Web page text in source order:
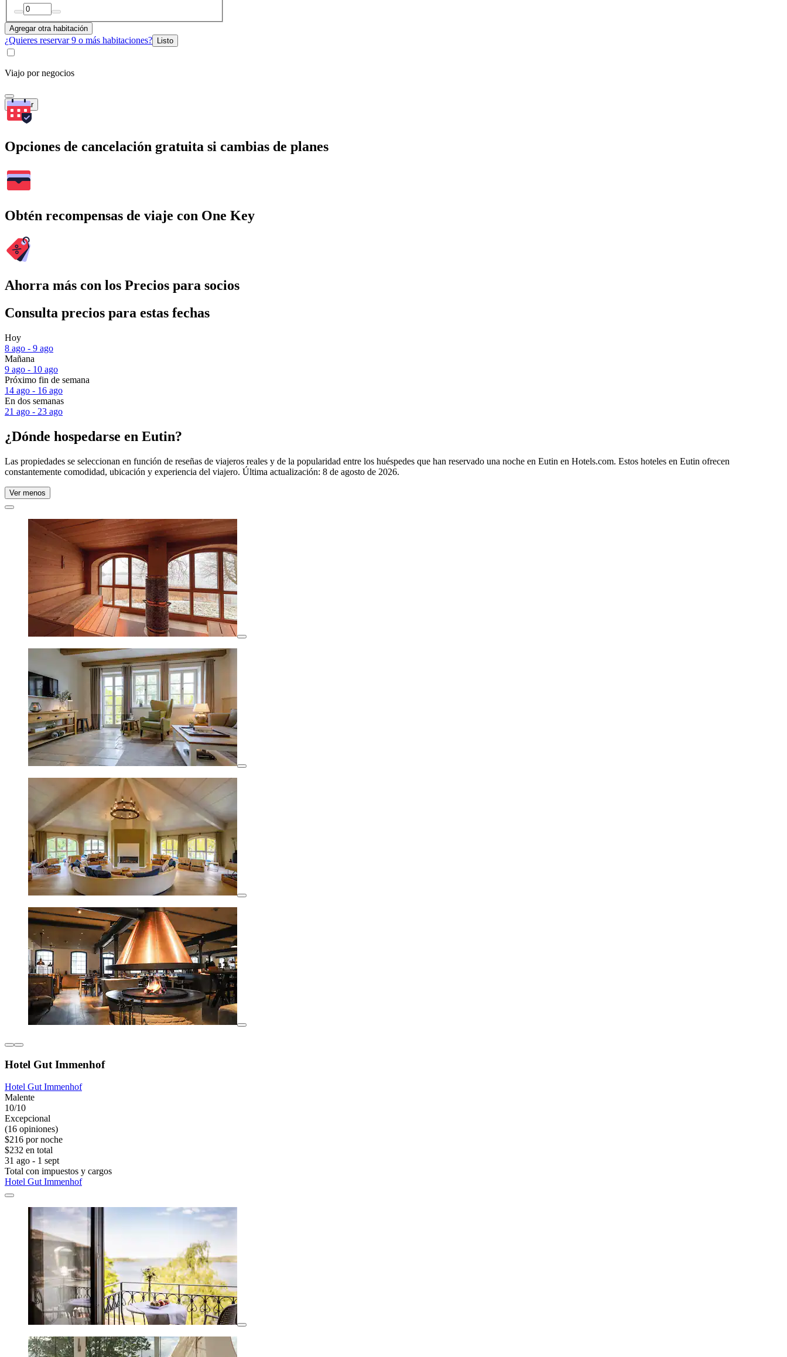
Agregar otra habitación
¿Quieres reservar 9 o más habitaciones? Listo
Viajo por negocios
Buscar
Opciones de cancelación gratuita si cambias de planes
Obtén recompensas de viaje con One Key
Ahorra más con los Precios para socios
Consulta precios para estas fechas
Hoy
8 ago - 9 ago
Mañana
9 ago - 10 ago
Próximo fin de semana
14 ago - 16 ago
En dos semanas
21 ago - 23 ago
¿Dónde hospedarse en Eutin?
Las propiedades se seleccionan en función de reseñas de viajeros reales y de la popularidad entre los huéspedes que han reservado una noche en Eutin en Hotels.com. Estos hoteles en Eutin ofrecen
constantemente comodidad, ubicación y experiencia del viajero. Última actualización: 8 de agosto de 2026.
Ver menos
Hotel Gut Immenhof
Hotel Gut Immenhof
Malente
10/10
Excepcional
(16 opiniones)
$216 por noche
$232 en total
31 ago - 1 sept
Total con impuestos y cargos
Hotel Gut Immenhof